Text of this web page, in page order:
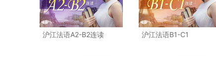
沪江法语A2-B2连读 沪江法语B1-C1